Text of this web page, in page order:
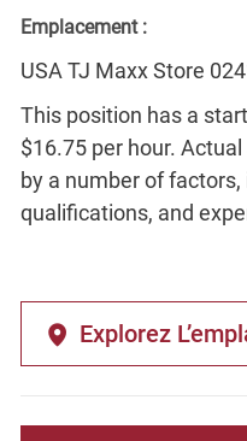
Emplacement :
USA TJ Maxx Store
This position has a
$16.75 per hour.
by a number of
qualifications, and
Explorez